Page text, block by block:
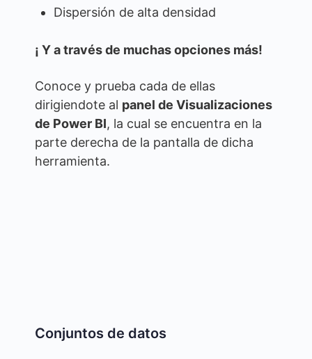
Dispersión de alta densidad
¡ Y a través de muchas opciones más!
Conoce y prueba cada de ellas
dirigiendote al panel de Visualizaciones
de Power BI, la cual se encuentra en la
parte derecha de la pantalla de dicha
herramienta.
Conjuntos de datos